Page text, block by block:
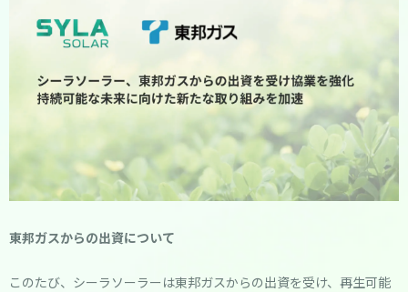
東邦ガスからの出資について
このたび、シーラソーラーは東邦ガスからの出資を受け、再生可能